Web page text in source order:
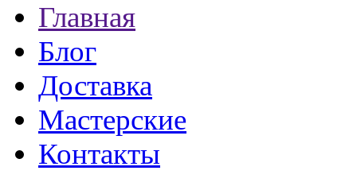
Главная
Блог
Доставка
Мастерские
Контакты